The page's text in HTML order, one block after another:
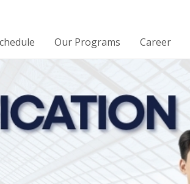
Our Programs Career